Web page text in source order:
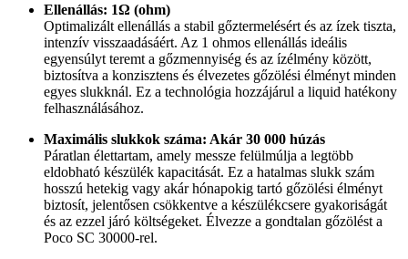
Ellenállás: 1Ω (ohm)
Optimalizált ellenállás a stabil gőztermelésért és az ízek tiszta,
intenzív visszaadásáért. Az 1 ohmos ellenállás ideális
egyensúlyt teremt a gőzmennyiség és az ízélmény között,
biztosítva a konzisztens és élvezetes gőzölési élményt minden
egyes slukknál. Ez a technológia hozzájárul a liquid hatékony
felhasználásához.
Maximális slukkok száma: Akár 30 000 húzás
Páratlan élettartam, amely messze felülmúlja a legtöbb
eldobható készülék kapacitását. Ez a hatalmas slukk szám
hosszú hetekig vagy akár hónapokig tartó gőzölési élményt
biztosít, jelentősen csökkentve a készülékcsere gyakoriságát
és az ezzel járó költségeket. Élvezze a gondtalan gőzölést a
Poco SC 30000-rel.